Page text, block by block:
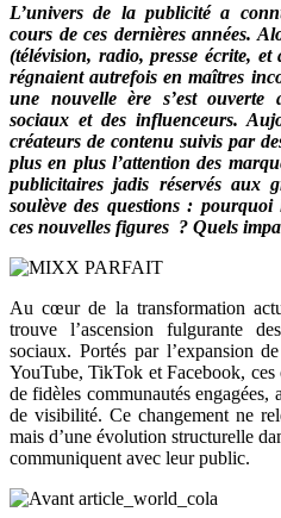
L’univers de la publicité a
cours de ces dernières années.
(télévision, radio, presse écrite,
régnaient autrefois en maîtres
une nouvelle ère s’est ouverte
sociaux et des influenceurs.
créateurs de contenu suivis par
plus en plus l’attention des
publicitaires jadis réservés aux
soulève des questions : pourquoi
ces nouvelles figures ? Quels
Au cœur de la transformation
trouve l’ascension fulgurante
sociaux. Portés par l’expansion
YouTube, TikTok et Facebook,
de fidèles communautés
de visibilité. Ce changement ne
mais d’une évolution structurelle
communiquent avec leur public.